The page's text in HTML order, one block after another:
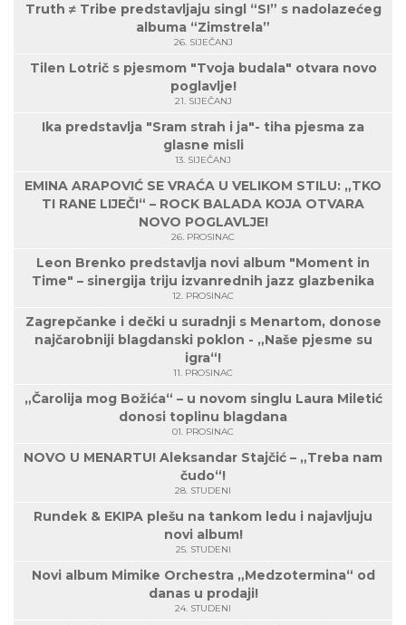
Truth ≠ Tribe predstavljaju singl “S!” s nadolazećeg
albuma “Zimstrela”
26. SIJEČANJ
Tilen Lotrič s pjesmom "Tvoja budala" otvara novo
poglavlje!
21. SIJEČANJ
Ika predstavlja "Sram strah i ja"- tiha pjesma za
glasne misli
13. SIJEČANJ
EMINA ARAPOVIĆ SE VRAĆA U VELIKOM STILU: „TKO
TI RANE LIJEČI“ – ROCK BALADA KOJA OTVARA
NOVO POGLAVLJE!
26. PROSINAC
Leon Brenko predstavlja novi album "Moment in
Time" – sinergija triju izvanrednih jazz glazbenika
12. PROSINAC
Zagrepčanke i dečki u suradnji s Menartom, donose
najčarobniji blagdanski poklon - „Naše pjesme su
igra“!
11. PROSINAC
„Čarolija mog Božića“ – u novom singlu Laura Miletić
donosi toplinu blagdana
01. PROSINAC
NOVO U MENARTU! Aleksandar Stajčić – „Treba nam
čudo“!
28. STUDENI
Rundek & EKIPA plešu na tankom ledu i najavljuju
novi album!
25. STUDENI
Novi album Mimike Orchestra „Medzotermina“ od
danas u prodaji!
24. STUDENI